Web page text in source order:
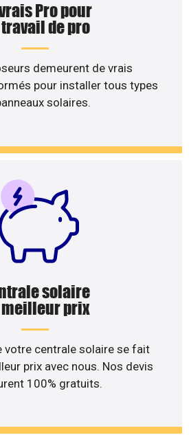
Pro pour
de pro
demeurent de vrais
pour installer tous types
solaires.
solaire
prix
votre centrale solaire se fait
prix avec nous. Nos devis
100% gratuits.